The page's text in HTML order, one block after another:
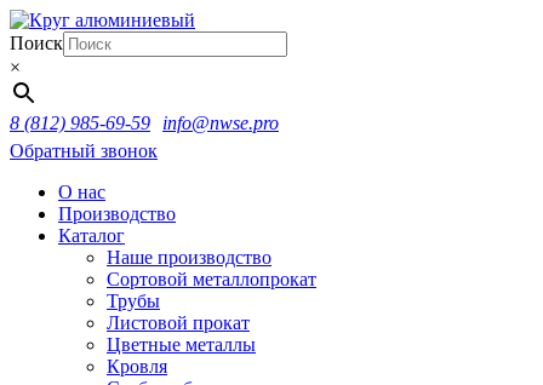
Поиск
×
8 (812) 985-69-59
info@nwse.pro
Обратный звонок
О нас
Производство
Каталог
Наше производство
Сортовой металлопрокат
Трубы
Листовой прокат
Цветные металлы
Кровля